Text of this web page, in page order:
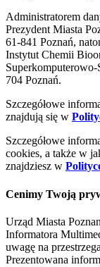
Administratorem
Prezydent Miasta
61-841 Poznań,
Instytut Chemii
704 Poznań.
Szczegółowe
znajdują się w
Szczegółowe
cookies, a także w
znajdziesz w
Cenimy Twoją
Urząd Miasta
Informatora
uwagę na
Prezentowana